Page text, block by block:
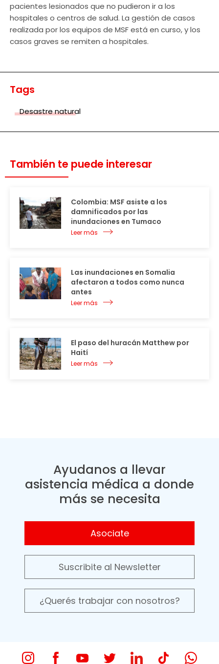
pacientes lesionados que no pudieron ir a los
hospitales o centros de salud. La gestión de casos
realizada por los equipos de MSF está en curso, y los
casos graves se remiten a hospitales.
Tags
Desastre natural
También te puede interesar
Colombia: MSF asiste a los
damnificados por las
inundaciones en Tumaco
Leer más
Las inundaciones en Somalia
afectaron a todos como nunca
antes
Leer más
El paso del huracán Matthew por
Haití
Leer más
Ayudanos a llevar
asistencia médica a donde
más se necesita
Asociate
Suscribite al Newsletter
¿Querés trabajar con nosotros?